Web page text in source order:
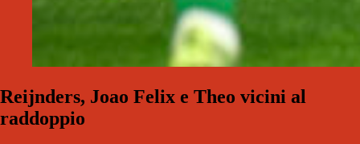
Reijnders, Joao Felix e Theo vicini al
raddoppio